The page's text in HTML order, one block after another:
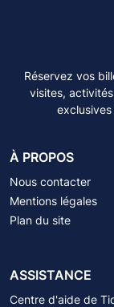
Réservez vos
visites,
À PROPOS
Nous contacter
Mentions légales
Plan du site
ASSISTANCE
Centre d'aide de